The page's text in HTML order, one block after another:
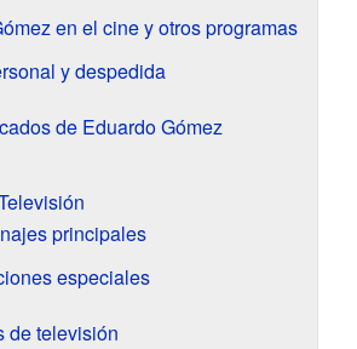
en el cine y otros programas
y despedida
de Eduardo Gómez
principales
especiales
de televisión